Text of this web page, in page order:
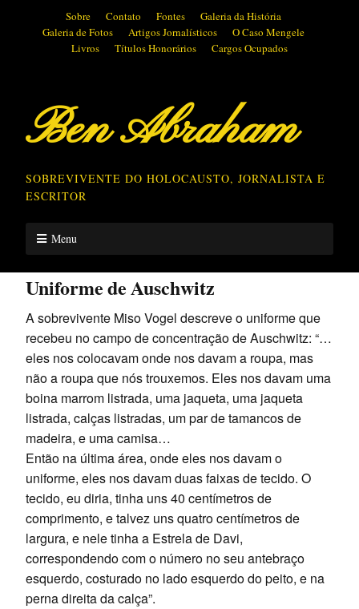
Sobre Contato Fontes
Galeria da História
Galeria de Fotos
Artigos Jornalísticos
O Caso Mengele
Livros
Títulos Honorários Cargos Ocupados
Ben Abraham
SOBREVIVENTE DO HOLOCAUSTO, JORNALISTA E
ESCRITOR
Menu
Uniforme de Auschwitz
A sobrevivente Miso Vogel descreve o uniforme que
recebeu no campo de concentração de Auschwitz: “…
eles nos colocavam onde nos davam a roupa, mas
não a roupa que nós trouxemos. Eles nos davam uma
boina marrom listrada, uma jaqueta, uma jaqueta
listrada, calças listradas, um par de tamancos de
madeira, e uma camisa…
Então na última área, onde eles nos davam o
uniforme, eles nos davam duas faixas de tecido. O
tecido, eu diria, tinha uns 40 centímetros de
comprimento, e talvez uns quatro centímetros de
largura, e nele tinha a Estrela de Davi,
correspondendo com o número no seu antebraço
esquerdo, costurado no lado esquerdo do peito, e na
perna direita da calça”.